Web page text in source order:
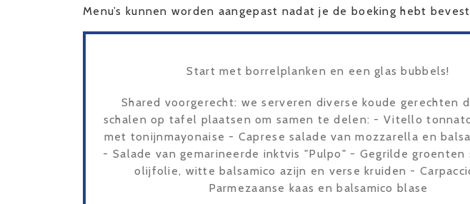
Menu’s kunnen worden aangepast nadat je de boeking hebt
Start met borrelplanken en een glas bubbels!
Shared voorgerecht: we serveren diverse koude gerechten
schalen op tafel plaatsen om samen te delen: - Vitello
met tonijnmayonaise - Caprese salade van mozzarella en
- Salade van gemarineerde inktvis "Pulpo" - Gegrilde groenten
olijfolie, witte balsamico azijn en verse kruiden -
Parmezaanse kaas en balsamico blase